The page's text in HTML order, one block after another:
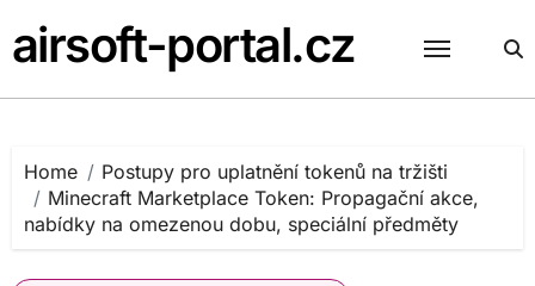
to
content
airsoft-portal.cz
Home
Postupy pro uplatnění tokenů na tržišti
Minecraft Marketplace Token: Propagační akce,
nabídky na omezenou dobu, speciální předměty